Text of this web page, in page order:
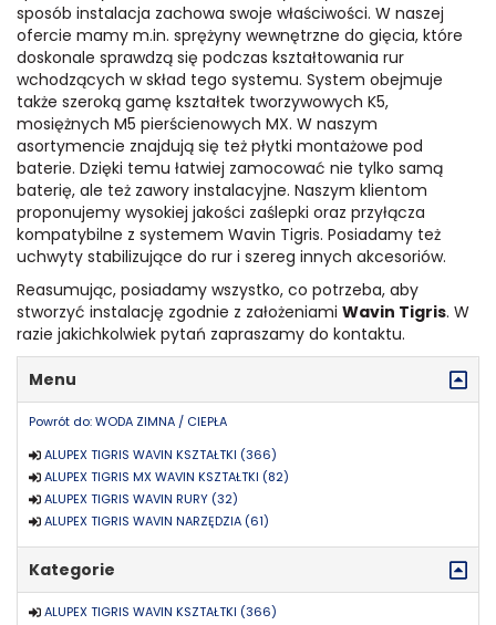
sposób instalacja zachowa swoje właściwości. W naszej
ofercie mamy m.in. sprężyny wewnętrzne do gięcia, które
doskonale sprawdzą się podczas kształtowania rur
wchodzących w skład tego systemu. System obejmuje
także szeroką gamę kształtek tworzywowych K5,
mosiężnych M5 pierścienowych MX. W naszym
asortymencie znajdują się też płytki montażowe pod
baterie. Dzięki temu łatwiej zamocować nie tylko samą
baterię, ale też zawory instalacyjne. Naszym klientom
proponujemy wysokiej jakości zaślepki oraz przyłącza
kompatybilne z systemem Wavin Tigris. Posiadamy też
uchwyty stabilizujące do rur i szereg innych akcesoriów.
Reasumując, posiadamy wszystko, co potrzeba, aby
stworzyć instalację zgodnie z założeniami Wavin Tigris. W
razie jakichkolwiek pytań zapraszamy do kontaktu.
Menu
Powrót do: WODA ZIMNA / CIEPŁA
ALUPEX TIGRIS WAVIN KSZTAŁTKI (366)
ALUPEX TIGRIS MX WAVIN KSZTAŁTKI (82)
ALUPEX TIGRIS WAVIN RURY (32)
ALUPEX TIGRIS WAVIN NARZĘDZIA (61)
Kategorie
ALUPEX TIGRIS WAVIN KSZTAŁTKI (366)